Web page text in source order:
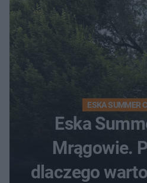
ESKA SUMMER
Eska
Mrągowie.
dlaczego